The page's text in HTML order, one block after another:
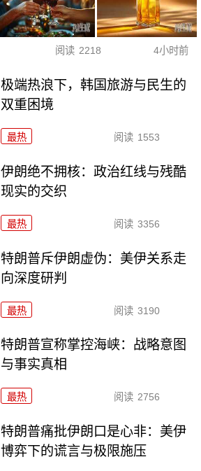
阅读 2218 4小时前
极端热浪下，韩国旅游与民生的
双重困境
最热 阅读 1553
伊朗绝不拥核：政治红线与残酷
现实的交织
最热 阅读 3356
特朗普斥伊朗虚伪：美伊关系走
向深度研判
最热 阅读 3190
特朗普宣称掌控海峡：战略意图
与事实真相
最热 阅读 2756
特朗普痛批伊朗口是心非：美伊
博弈下的谎言与极限施压